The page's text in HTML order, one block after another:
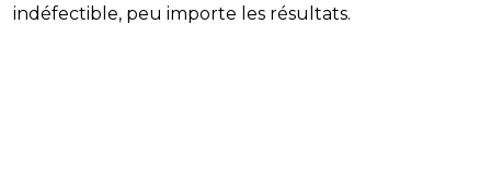
indéfectible, peu importe les résultats.